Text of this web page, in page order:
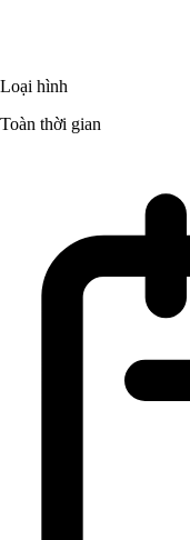
Loại hình
Toàn thời gian